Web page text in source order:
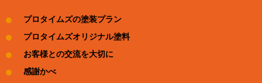
プロタイムズの塗装プラン
プロタイムズオリジナル塗料
お客様との交流を大切に
感謝かべ